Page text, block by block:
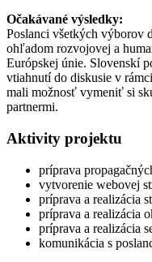
Očakávané výsledky:
Poslanci všetkých výborov
ohľadom rozvojovej a
Európskej únie. Slovenskí
vtiahnutí do diskusie v
mali možnosť vymeniť si
partnermi.
Aktivity projektu
príprava
vytvorenie webovej
príprava a realizácia
príprava a realizácia
príprava a realizácia
komunikácia s